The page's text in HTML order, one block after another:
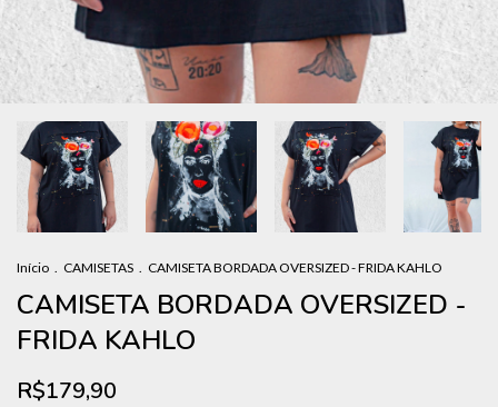
Início CAMISETAS CAMISETA BORDADA OVERSIZED - FRIDA KAHLO
CAMISETA BORDADA OVERSIZED -
FRIDA KAHLO
R$179,90